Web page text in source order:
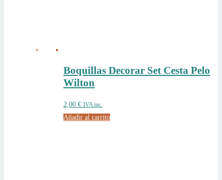
Boquillas Decorar Set Cesta Pelo
Wilton
2,00 € IVA inc.
Añadir al carrito